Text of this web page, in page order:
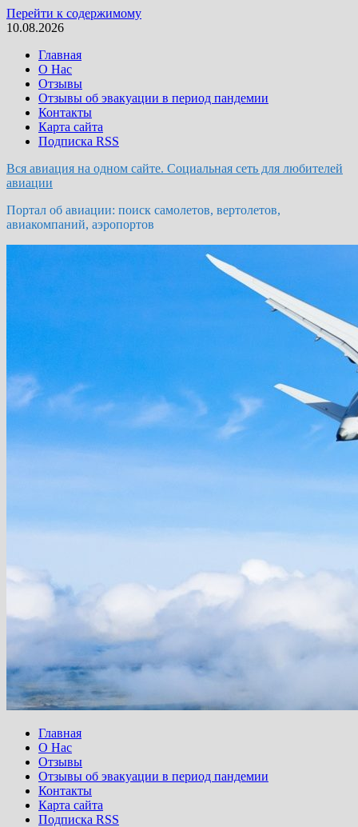
Перейти к содержимому
10.08.2026
Главная
О Нас
Отзывы
Отзывы об эвакуации в период пандемии
Контакты
Карта сайта
Подписка RSS
Вся авиация на одном сайте. Социальная сеть для любителей
авиации
Портал об авиации: поиск самолетов, вертолетов,
авиакомпаний, аэропортов
Главная
О Нас
Отзывы
Отзывы об эвакуации в период пандемии
Контакты
Карта сайта
Подписка RSS